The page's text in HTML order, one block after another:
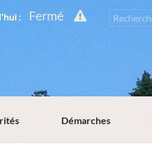
: Fermé
Démarches